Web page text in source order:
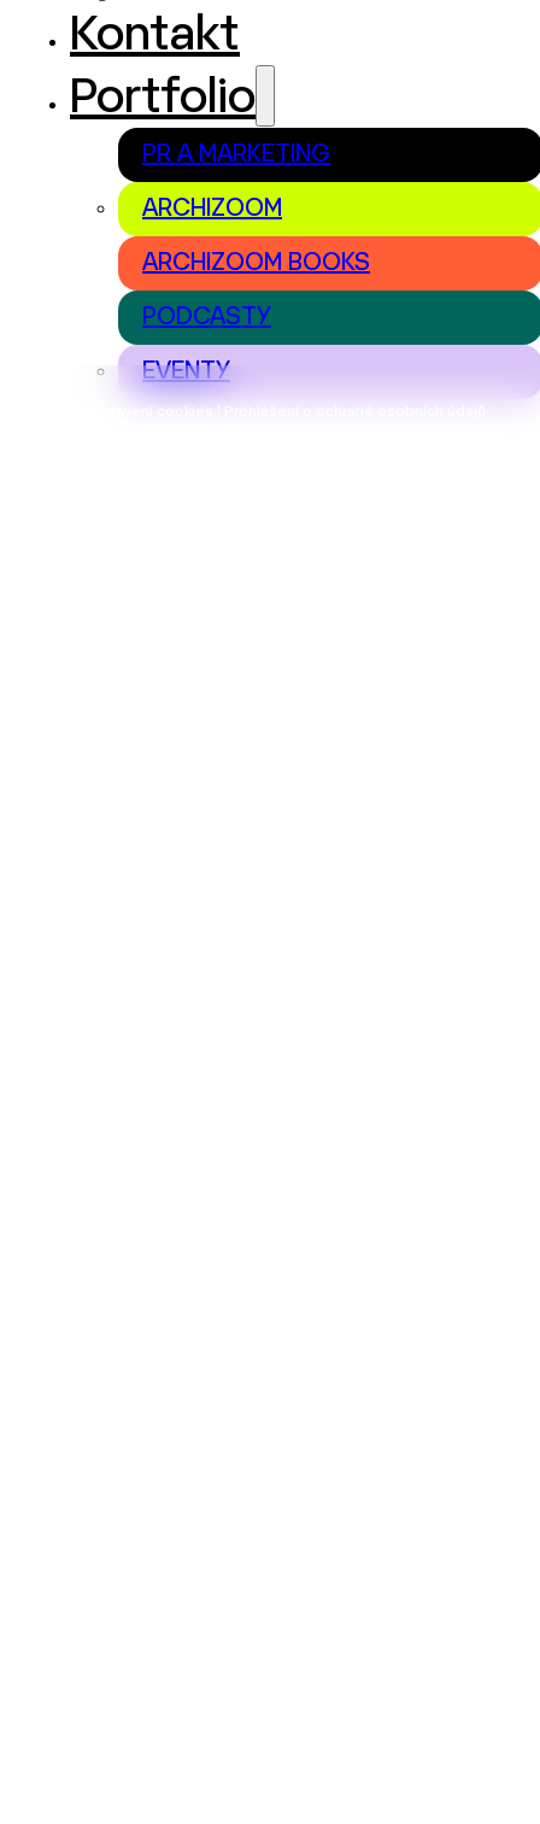
Nastavení cookies | Prohlášení o ochraně osobních údajů
Kontakt
Portfolio
PR A MARKETING
ARCHIZOOM
ARCHIZOOM BOOKS
PODCASTY
EVENTY